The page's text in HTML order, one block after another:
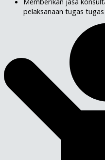
pelaksanaan tugas